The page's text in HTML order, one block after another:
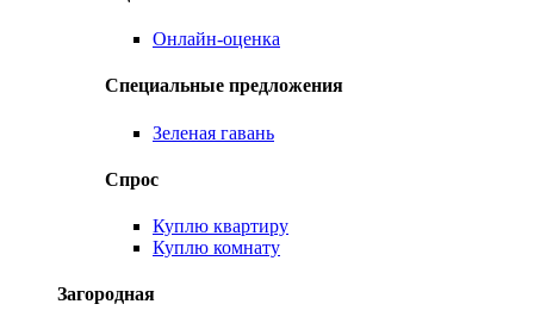
Онлайн-оценка
Специальные предложения
Зеленая гавань
Спрос
Куплю квартиру
Куплю комнату
Загородная